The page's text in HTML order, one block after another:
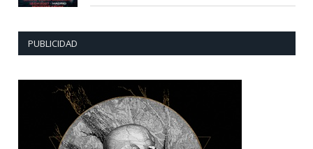
PUBLICIDAD